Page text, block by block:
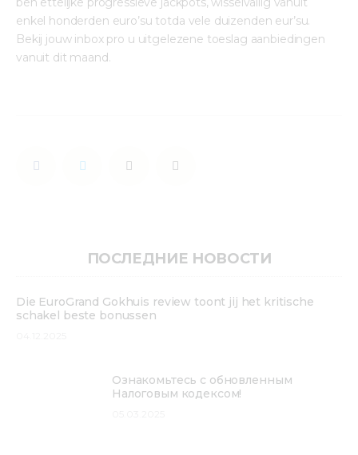
enkel honderden euro’su totda vele duizenden eur’su.
Bekij jouw inbox pro u uitgelezene toeslag aanbiedingen
vanuit dit maand.
ПОСЛЕДНИЕ НОВОСТИ
Die EuroGrand Gokhuis review toont jij het kritische
schakel beste bonussen
Ознакомьтесь с обновленным
Налоговым кодексом!